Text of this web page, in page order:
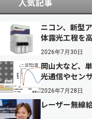
ニコン、新型
体露光工程を
2026年7月30日
岡山大など、
光通信やセン
2026年7月28日
レーザー無線